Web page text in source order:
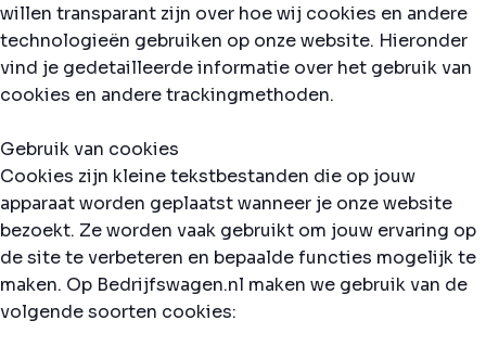
willen transparant zijn over hoe wij cookies en andere
technologieën gebruiken op onze website. Hieronder
vind je gedetailleerde informatie over het gebruik van
cookies en andere trackingmethoden.
Gebruik van cookies
Cookies zijn kleine tekstbestanden die op jouw
apparaat worden geplaatst wanneer je onze website
bezoekt. Ze worden vaak gebruikt om jouw ervaring op
de site te verbeteren en bepaalde functies mogelijk te
maken. Op Bedrijfswagen.nl maken we gebruik van de
volgende soorten cookies: